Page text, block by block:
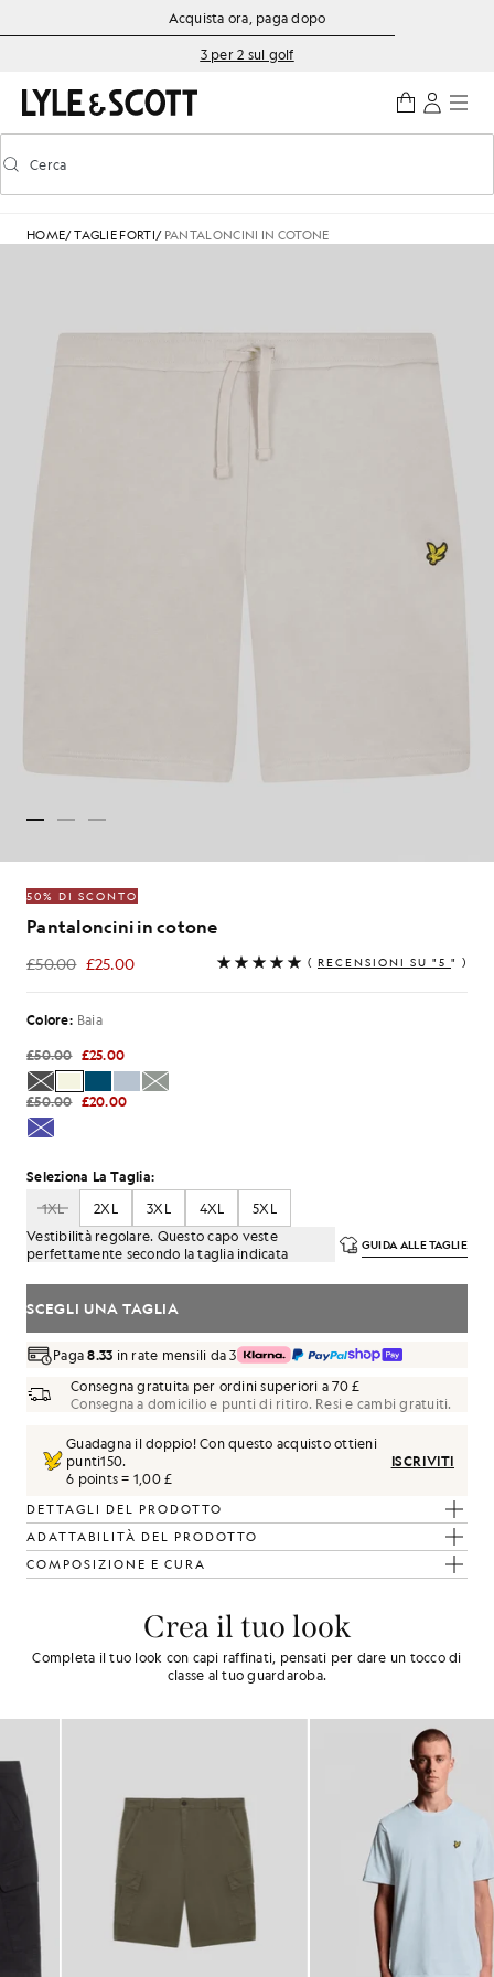
Vai al contenuto principale
Informazioni sull'accessibilitàAcquista ora, paga dopo
3 per 2 sul golf
Attiva/disattiva la ricerca predittiva
Cerca
HOME/TAGLIE FORTI/ PANTALONCINI IN COTONE
50% DI SCONTO
Pantaloncini in cotone
£50.00 £25.00
£25.00 ( RECENSIONI SU "5 " )
Colore: Baia
£50.00 £25.00
£50.00 £20.00
Seleziona La Taglia:
1XL
2XL 3XL 4XL
5XL
Vestibilità regolare. Questo capo veste
perfettamente secondo la taglia indicata
GUIDA ALLE TAGLIE
SCEGLI UNA TAGLIA
Paga8.33 in rate mensili da 3
Consegna gratuita per ordini superiori a 70 £
Consegna a domicilio e punti di ritiro. Resi e cambi gratuiti.
Guadagna il doppio! Con questo acquisto ottieni
punti150.
6 points = 1,00 £
ISCRIVITI
DETTAGLI DEL PRODOTTO
ADATTABILITÀ DEL PRODOTTO
COMPOSIZIONE E CURA
Crea il tuo look
Completa il tuo look con capi raffinati, pensati per dare un tocco di
classe al tuo guardaroba.